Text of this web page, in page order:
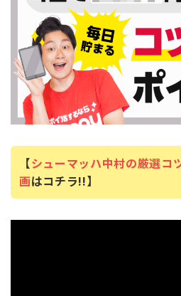
【シューマッハ中村の厳選コ
画はコチラ!!】